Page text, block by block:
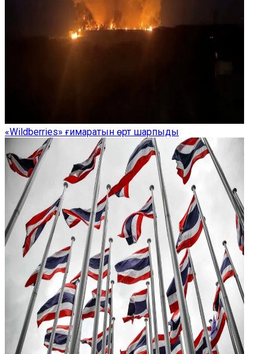
«Wildberries» ғимаратын өрт шарпыды